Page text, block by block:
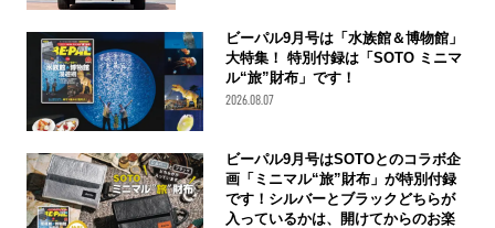
ビーパル9月号は「水族館＆博物館」
大特集！ 特別付録は「SOTO ミニマ
ル“旅”財布」です！
2026.08.07
ビーパル9月号はSOTOとのコラボ企
画「ミニマル“旅”財布」が特別付録
です！シルバーとブラックどちらが
入っているかは、開けてからのお楽